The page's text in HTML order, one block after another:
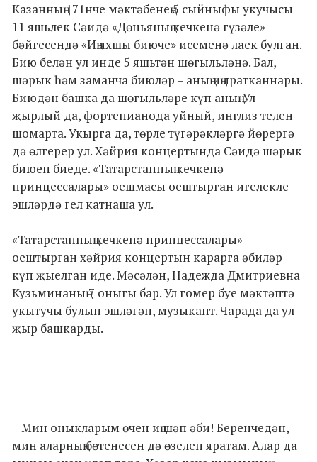
Казанның 171нче мәктәбенең 5 сыйныфы укучысы
11 яшьлек Сәидә «Дөньяның кечкенә гүзәле»
бәйгесендә «Иң яхшы биюче» исеменә лаек булган.
Бию белән ул инде 5 яшьтән шөгыльләнә. Бал,
шәрык һәм заманча биюләр – аның иң яратканнары.
Биюдән башка да шөгыльләре күп аның. Ул
җырлый да, фортепианода уйный, инглиз телен
шомарта. Укырга да, төрле түгәрәкләргә йөрергә
дә өлгерер ул. Хәйрия концертында Сәидә шәрык
биюен биеде. «Татарстанның кечкенә
принцессалары» оешмасы оештырган игелекле
эшләрдә гел катнаша ул.
«Татарстанның кечкенә принцессалары»
оештырган хәйрия концертын карарга әбиләр
күп җыелган иде. Мәсәлән, Надежда Дмитриевна
Кузьминаның 7 оныгы бар. Ул гомер буе мәктәптә
укытучы булып эшләгән, музыкант. Чарада да ул
җыр башкарды.
– Мин оныкларым өчен иң шәп әби! Беренчедән,
мин аларның бөтенесен дә өзелеп яратам. Алар да